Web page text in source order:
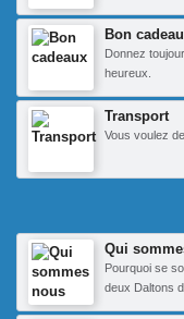
Bon
Donnez
heureux.
Transport
Vous voulez
Qui
Pourquoi se
deux Daltons